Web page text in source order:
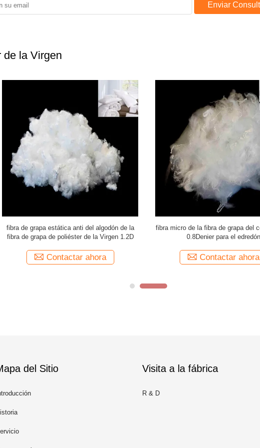
Enviar
de la Virgen
fibra de grapa estática anti del algodón de la
fibra de grapa de poliéster de la Virgen 1.2D
Contactar ahora
fibra micro de la fibra de grapa del
0.8Denier para el edredón
Contactar ahora
del Sitio Visita a la fábrica
R & D